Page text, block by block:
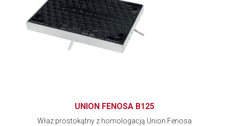
UNION FENOSA B125
Właz prostokątny z homologacją Union Fenosa